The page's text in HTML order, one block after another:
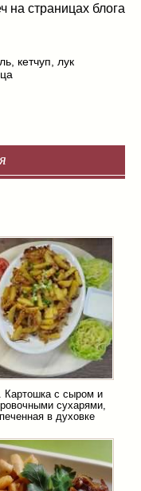
на страницах блога
кетчуп
лук
Картошка с сыром и
сухарями,
в духовке